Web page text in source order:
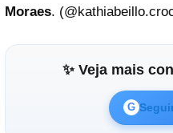
Moraes. (@
✨ Veja mais
G